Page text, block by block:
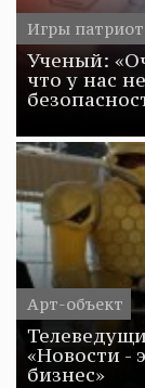
Игры
Ученый:
что у нас
Арт-объект
«Новости -
бизнес»